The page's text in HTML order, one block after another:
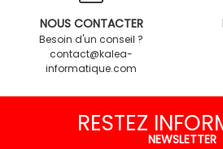
NOUS CONTACTER
Besoin d'un conseil ?
contact@kalea-
informatique.com
RESTEZ
NEWSLETTER